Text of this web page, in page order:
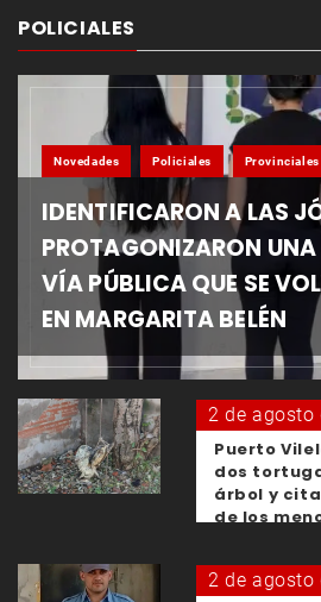
POLICIALES
Novedades Policiales Provinciales
IDENTIFICARON A LAS
PROTAGONIZARON UNA
VÍA PÚBLICA QUE SE
EN MARGARITA BELÉN
2 de agosto
Puerto
dos
árbol y
de los
2 de agosto